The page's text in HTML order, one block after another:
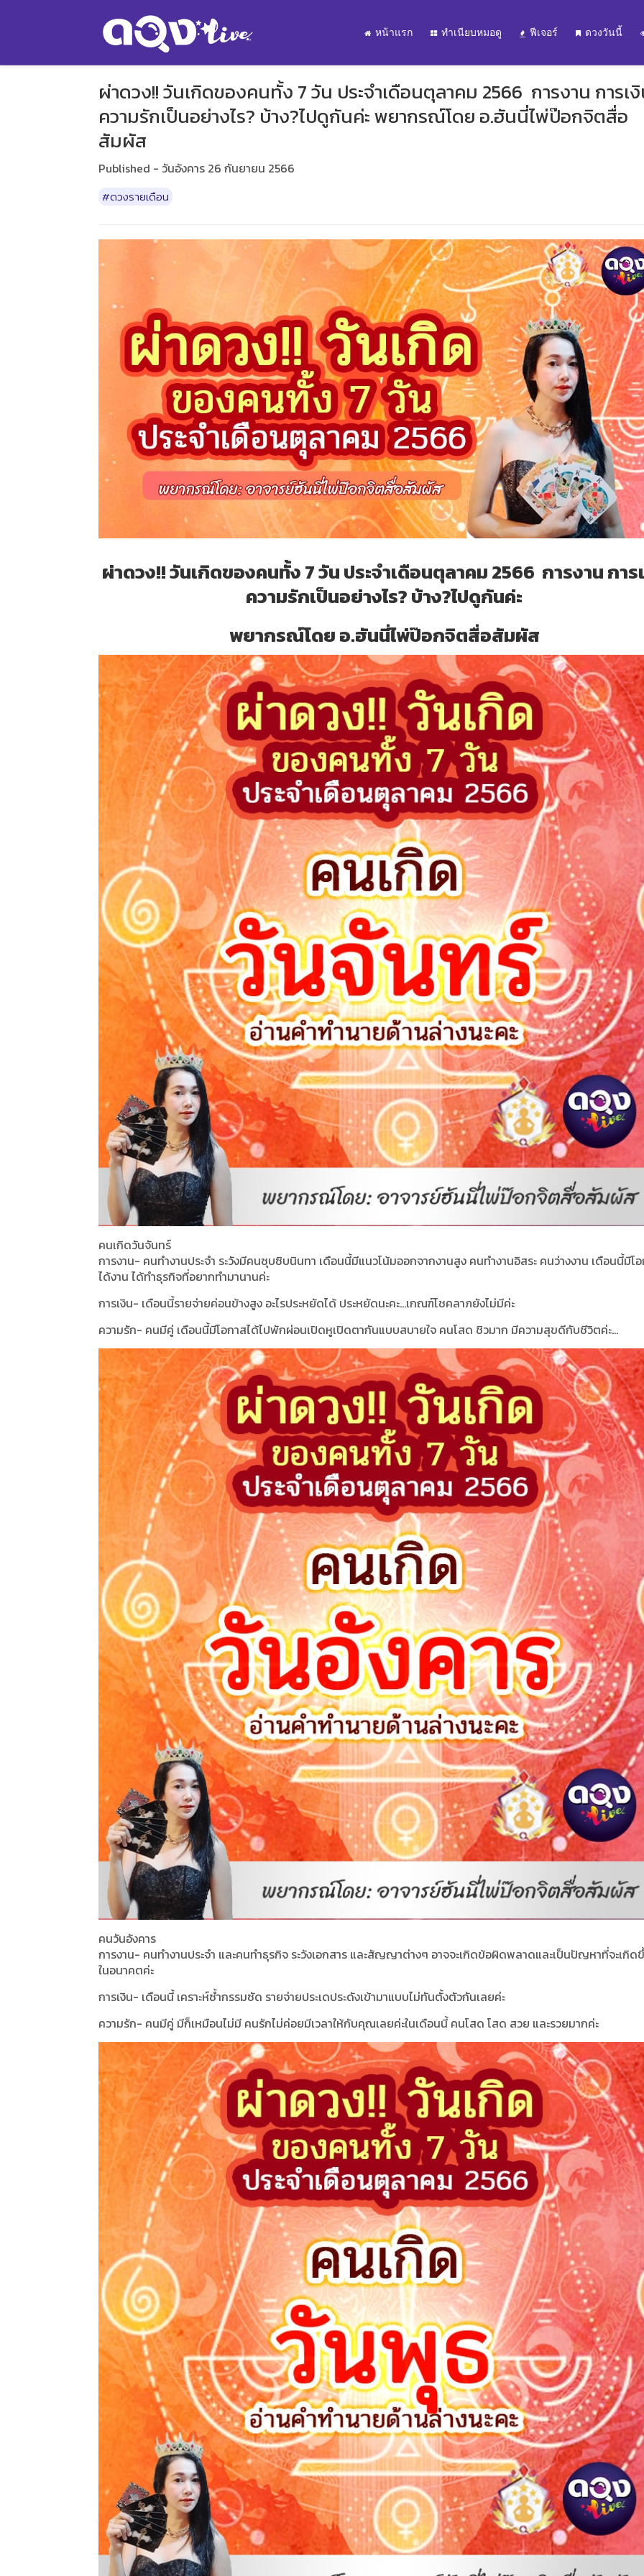
หน้าแรก ทำเนียบหมอดู ฟีเจอร์ ดวงวันนี้
ผ่าดวง!! วันเกิดของคนทั้ง 7 วัน ประจำเดือนตุลาคม 2566 การงาน การเ
ความรักเป็นอย่างไร? บ้าง?ไปดูกันค่ะ พยากรณ์โดย อ.ฮันนี่ไพ่ป๊อกจิตสื่อ
สัมผัส
Published - วันอังคาร 26 กันยายน 2566
#ดวงรายเดือน
ผ่าดวง!! วันเกิดของคนทั้ง 7 วัน ประจำเดือนตุลาคม 2566 การงาน การ
ความรักเป็นอย่างไร? บ้าง?ไปดูกันค่ะ
พยากรณ์โดย อ.ฮันนี่ไพ่ป๊อกจิตสื่อสัมผัส
คนเกิดวันจันทร์
การงาน- คนทำงานประจำ ระวังมีคนซุบซิบนินทา เดือนนี้มีแนวโน้มออกจากงานสูง คนทำงานอิสระ คนว่างงาน เดือนนี้มีโ
ได้งาน ได้ทำธุรกิจที่อยากทำมานานค่ะ
การเงิน- เดือนนี้รายจ่ายค่อนข้างสูง อะไรประหยัดได้ ประหยัดนะคะ...เกณฑ์โชคลาภยังไม่มีค่ะ
ความรัก- คนมีคู่ เดือนนี้มีโอกาสได้ไปพักผ่อนเปิดหูเปิดตากันแบบสบายใจ คนโสด ชิวมาก มีความสุขดีกับชีวิตค่ะ...
คนวันอังคาร
การงาน- คนทำงานประจำ และคนทำธุรกิจ ระวังเอกสาร และสัญญาต่างๆ อาจจะเกิดข้อผิดพลาดและเป็นปัญหาที่จะเกิ
ในอนาคตค่ะ
การเงิน- เดือนนี้ เคราะห์ซ้ำกรรมซัด รายจ่ายประเดประดังเข้ามาแบบไม่ทันตั้งตัวกันเลยค่ะ
ความรัก- คนมีคู่ มีก็เหมือนไม่มี คนรักไม่ค่อยมีเวลาให้กับคุณเลยค่ะในเดือนนี้ คนโสด โสด สวย และรวยมากค่ะ